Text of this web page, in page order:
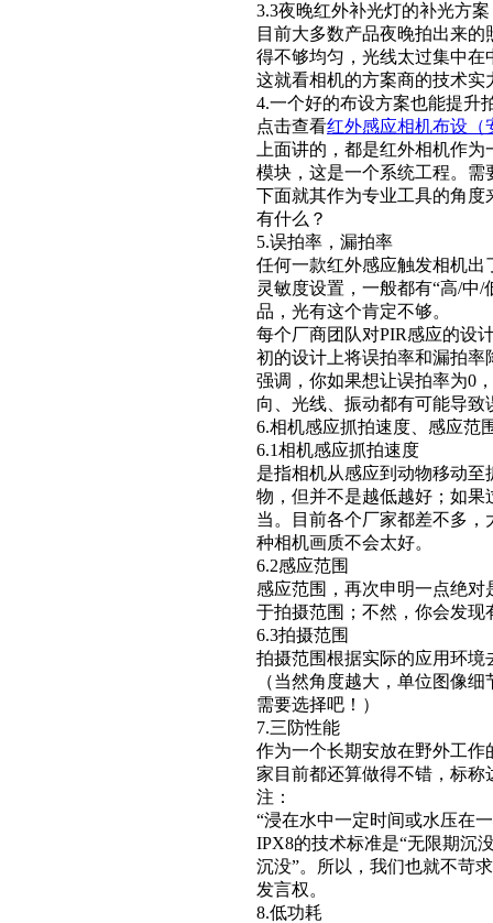
3.3夜晚红外补光灯的补光方案
目前大多数产品夜晚拍出来
得不够均匀，光线太过集中
这就看相机的方案商的技术实
4.一个好的布设方案也能提升
点击查看红外感应相机布设（
上面讲的，都是红外相机作
模块，这是一个系统工程。
下面就其作为专业工具的角
有什么？
5.误拍率，漏拍率
任何一款红外感应触发相机出
灵敏度设置，一般都有“高/中
品，光有这个肯定不够。
每个厂商团队对PIR感应的设
初的设计上将误拍率和漏拍率
强调，你如果想让误拍率为0
向、光线、振动都有可能导致
6.相机感应抓拍速度、感应范
6.1相机感应抓拍速度
是指相机从感应到动物移动
物，但并不是越低越好；如果
当。目前各个厂家都差不多，
种相机画质不会太好。
6.2感应范围
感应范围，再次申明一点绝
于拍摄范围；不然，你会发现
6.3拍摄范围
拍摄范围根据实际的应用环
（当然角度越大，单位图像
需要选择吧！）
7.三防性能
作为一个长期安放在野外工
家目前都还算做得不错，标称
注：
“浸在水中一定时间或水压在
IPX8的技术标准是“无限期沉
沉没”。所以，我们也就不苛
发言权。
8.低功耗